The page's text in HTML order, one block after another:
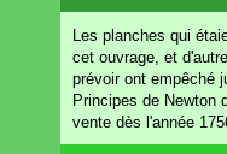
Les planches qui
cet ouvrage, et
prévoir ont empêché
Principes de Newton
vente dès l'année